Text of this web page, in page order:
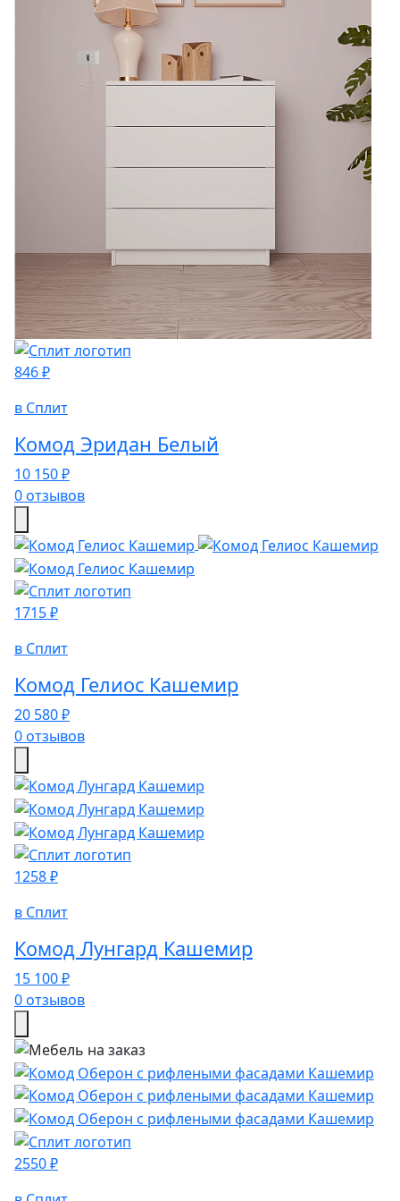
846 ₽
в Сплит
Комод Эридан Белый
10 150 ₽
0 отзывов
1715 ₽
в Сплит
Комод Гелиос Кашемир
20 580 ₽
0 отзывов
1258 ₽
в Сплит
Комод Лунгард Кашемир
15 100 ₽
0 отзывов
2550 ₽